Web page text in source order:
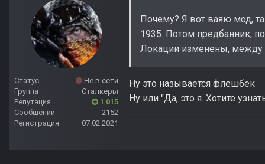
Статус
Не в сети
Группа
Сталкеры
Репутация
1 015
Сообщений
2152
Регистрация
07.02.2021
Почему? Я вот ваяю мод,
1935. Потом предбанник,
Локации изменены, между
Ну это называется флешбек
Ну или "Да, это я. Хотите